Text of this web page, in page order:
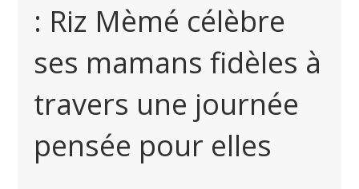
: Riz Mèmé célèbre
ses mamans fidèles à
travers une journée
pensée pour elles